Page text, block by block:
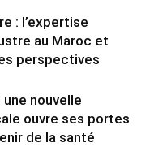
: l’expertise
au Maroc et
perspectives
nouvelle
ouvre ses portes
de la santé